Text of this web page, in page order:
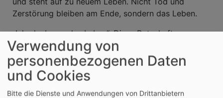
Zerstörung bleiben am Ende, sondern das Leben.
„Ich glaube an das Leben“. Diese Botschaft
hineinschreiben in den neuen Frühling, in das neue
Osterjahr. Darum geht es an Ostern.
Wie klingt Ihre Osterbotschaft im neuen Jahr?
Vielleicht so:
Verwendung von
personenbezogenen Daten
und Cookies
Bitte die Dienste und Anwendungen von Drittanbietern